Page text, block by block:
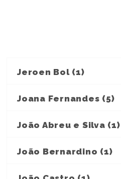
Jeroen Bol (1)
Joana Fernandes (5)
João Abreu e Silva (1)
João Bernardino (1)